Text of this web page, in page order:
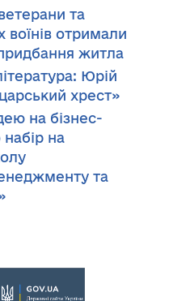
та
воїнів отримали
житла
Юрій
хрест»
на бізнес-
набір на
та